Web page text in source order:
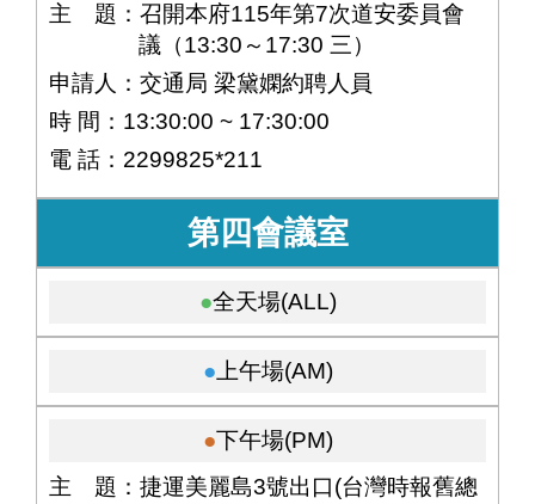
主 題：召開本府115年第7次道安委員會
議（13:30～17:30 三）
申請人：交通局 梁黛嫻約聘人員
時 間：13:30:00 ~ 17:30:00
電 話：2299825*211
第四會議室
全天場(ALL)
上午場(AM)
下午場(PM)
主 題：捷運美麗島3號出口(台灣時報舊總